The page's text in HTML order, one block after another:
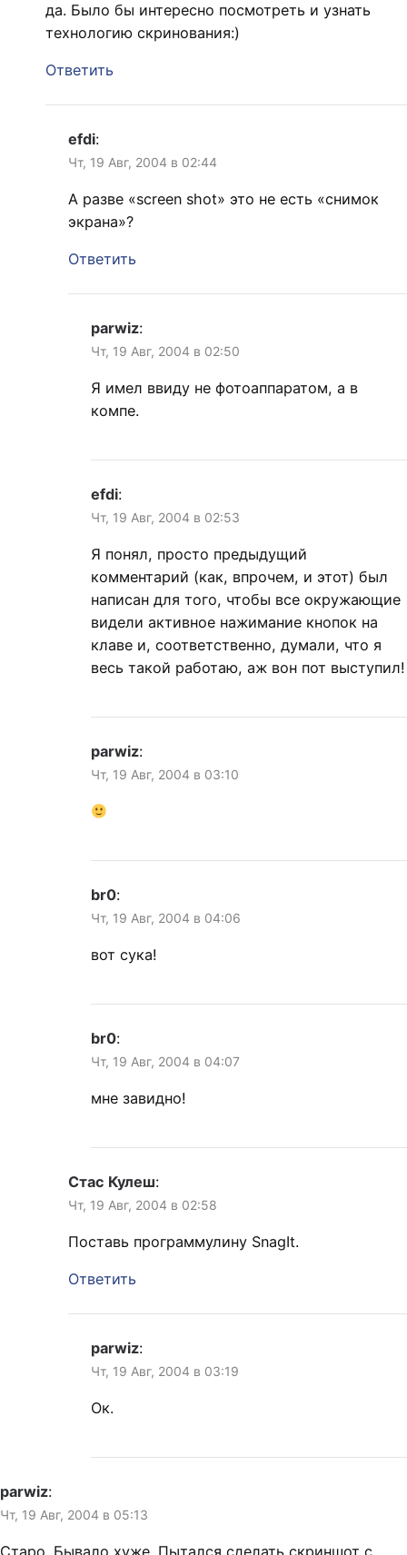
да. Было бы интересно посмотреть и узнать
технологию скринования:)
Ответить
efdi:
Чт, 19 Авг, 2004 в 02:44
А разве «screen shot» это не есть «снимок
экрана»?
Ответить
parwiz:
Чт, 19 Авг, 2004 в 02:50
Я имел ввиду не фотоаппаратом, а в
компе.
efdi:
Чт, 19 Авг, 2004 в 02:53
Я понял, просто предыдущий
комментарий (как, впрочем, и этот) был
написан для того, чтобы все окружающие
видели активное нажимание кнопок на
клаве и, соответственно, думали, что я
весь такой работаю, аж вон пот выступил!
parwiz:
Чт, 19 Авг, 2004 в 03:10
br0:
Чт, 19 Авг, 2004 в 04:06
вот сука!
br0:
Чт, 19 Авг, 2004 в 04:07
мне завидно!
Стас Кулеш:
Чт, 19 Авг, 2004 в 02:58
Поставь программулину SnagIt.
Ответить
parwiz:
Чт, 19 Авг, 2004 в 03:19
Ок.
parwiz:
Чт, 19 Авг, 2004 в 05:13